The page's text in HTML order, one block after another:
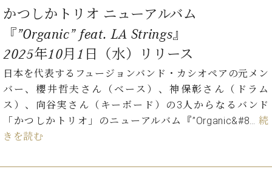
律
師
紹
介
調
表
お
かつしかトリオ ニューアルバム
『”Organic” feat. LA Strings』
2025年10月1日（水）リリース
日本を代表するフュージョンバンド・カシオペアの元メン
バー、櫻井哲夫さん（ベース）、神保彰さん（ドラム
ス）、向谷実さん（キーボード）の3人からなるバンド
「かつしかトリオ」のニューアルバム『”Organic&#8…続
きを読む